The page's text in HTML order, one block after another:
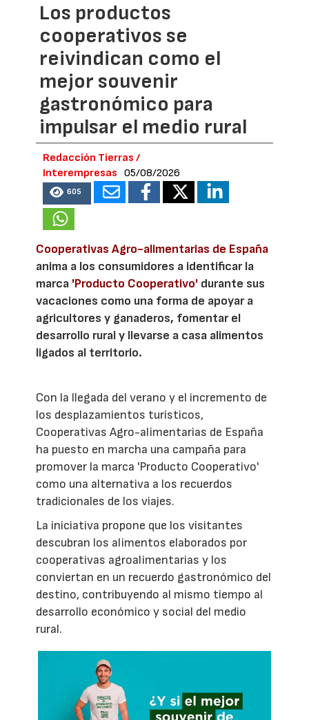
Los productos
cooperativos se
reivindican como el
mejor souvenir
gastronómico para
impulsar el medio rural
Redacción Tierras /
Interempresas
05/08/2026
605
Cooperativas Agro-alimentarias de España
anima a los consumidores a identificar la
marca 'Producto Cooperativo' durante sus
vacaciones como una forma de apoyar a
agricultores y ganaderos, fomentar el
desarrollo rural y llevarse a casa alimentos
ligados al territorio.
Con la llegada del verano y el incremento de
los desplazamientos turísticos,
Cooperativas Agro-alimentarias de España
ha puesto en marcha una campaña para
promover la marca 'Producto Cooperativo'
como una alternativa a los recuerdos
tradicionales de los viajes.
La iniciativa propone que los visitantes
descubran los alimentos elaborados por
cooperativas agroalimentarias y los
conviertan en un recuerdo gastronómico del
destino, contribuyendo al mismo tiempo al
desarrollo económico y social del medio
rural.